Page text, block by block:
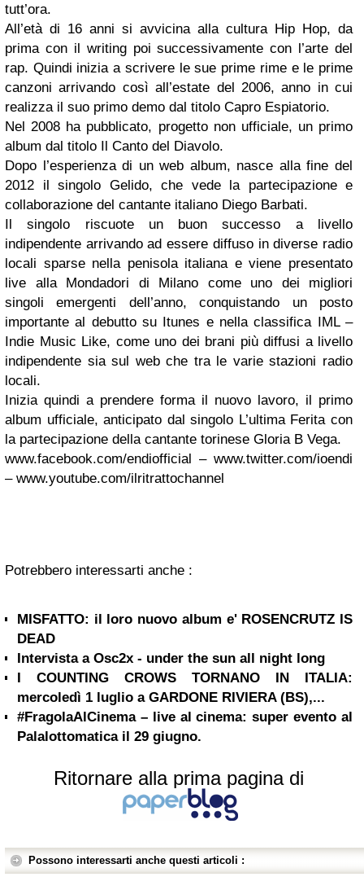
tutt’ora.
All’età di 16 anni si avvicina alla cultura Hip Hop, da
prima con il writing poi successivamente con l’arte del
rap. Quindi inizia a scrivere le sue prime rime e le prime
canzoni arrivando così all’estate del 2006, anno in cui
realizza il suo primo demo dal titolo Capro Espiatorio.
Nel 2008 ha pubblicato, progetto non ufficiale, un primo
album dal titolo Il Canto del Diavolo.
Dopo l’esperienza di un web album, nasce alla fine del
2012 il singolo Gelido, che vede la partecipazione e
collaborazione del cantante italiano Diego Barbati.
Il singolo riscuote un buon successo a livello
indipendente arrivando ad essere diffuso in diverse radio
locali sparse nella penisola italiana e viene presentato
live alla Mondadori di Milano come uno dei migliori
singoli emergenti dell’anno, conquistando un posto
importante al debutto su Itunes e nella classifica IML –
Indie Music Like, come uno dei brani più diffusi a livello
indipendente sia sul web che tra le varie stazioni radio
locali.
Inizia quindi a prendere forma il nuovo lavoro, il primo
album ufficiale, anticipato dal singolo L’ultima Ferita con
la partecipazione della cantante torinese Gloria B Vega.
www.facebook.com/endiofficial – www.twitter.com/ioendi
– www.youtube.com/ilritrattochannel
Potrebbero interessarti anche :
MISFATTO: il loro nuovo album e' ROSENCRUTZ IS
DEAD
Intervista a Osc2x - under the sun all night long
I COUNTING CROWS TORNANO IN ITALIA:
mercoledì 1 luglio a GARDONE RIVIERA (BS),...
#FragolaAlCinema – live al cinema: super evento al
Palalottomatica il 29 giugno.
Ritornare alla prima pagina di
Possono interessarti anche questi articoli :